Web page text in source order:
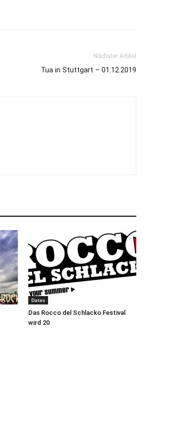
Nächster Artikel
Tua in Stuttgart – 01.12.2019
Dates
Das Rocco del Schlacko Festival
wird 20